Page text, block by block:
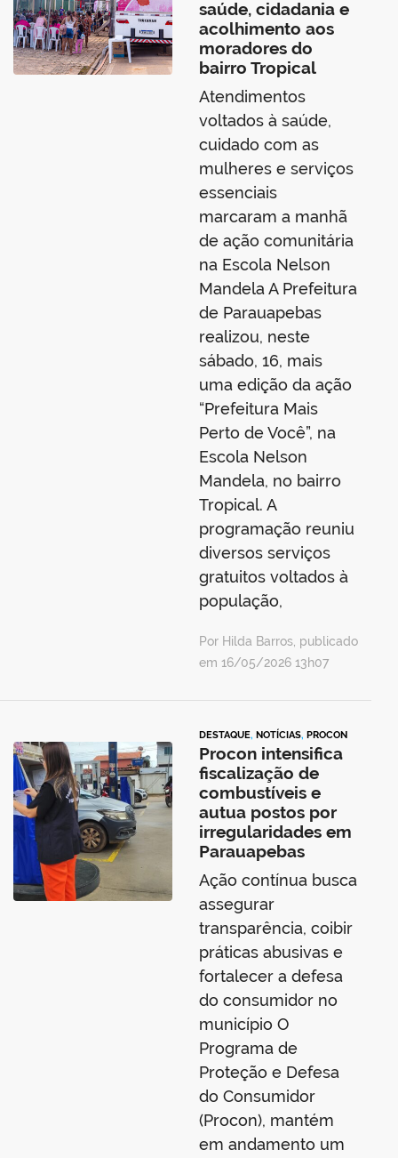
saúde, cidadania e
acolhimento aos
moradores do
bairro Tropical
Atendimentos
voltados à saúde,
cuidado com as
mulheres e serviços
essenciais
marcaram a manhã
de ação comunitária
na Escola Nelson
Mandela A Prefeitura
de Parauapebas
realizou, neste
sábado, 16, mais
uma edição da ação
“Prefeitura Mais
Perto de Você”, na
Escola Nelson
Mandela, no bairro
Tropical. A
programação reuniu
diversos serviços
gratuitos voltados à
população,
Por Hilda Barros, publicado
em 16/05/2026 13h07
DESTAQUE, NOTÍCIAS, PROCON
Procon intensifica
fiscalização de
combustíveis e
autua postos por
irregularidades em
Parauapebas
Ação contínua busca
assegurar
transparência, coibir
práticas abusivas e
fortalecer a defesa
do consumidor no
município O
Programa de
Proteção e Defesa
do Consumidor
(Procon), mantém
em andamento um